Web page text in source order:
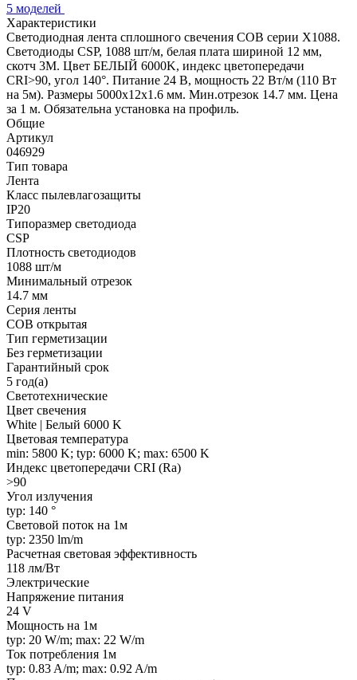
5 моделей
Характеристики
Светодиодная лента сплошного свечения COB серии X1088.
Светодиоды CSP, 1088 шт/м, белая плата шириной 12 мм,
скотч 3M. Цвет БЕЛЫЙ 6000K, индекс цветопередачи
CRI>90, угол 140°. Питание 24 В, мощность 22 Вт/м (110 Вт
на 5м). Размеры 5000х12х1.6 мм. Мин.отрезок 14.7 мм. Цена
за 1 м. Обязательна установка на профиль.
Общие
Артикул
046929
Тип товара
Лента
Класс пылевлагозащиты
IP20
Типоразмер светодиода
CSP
Плотность светодиодов
1088 шт/м
Минимальный отрезок
14.7 мм
Серия ленты
COB открытая
Тип герметизации
Без герметизации
Гарантийный срок
5 год(а)
Светотехнические
Цвет свечения
White | Белый 6000 K
Цветовая температура
min: 5800 K; typ: 6000 K; max: 6500 K
Индекс цветопередачи CRI (Ra)
>90
Угол излучения
typ: 140 °
Световой поток на 1м
typ: 2350 lm/m
Расчетная световая эффективность
118 лм/Вт
Электрические
Напряжение питания
24 V
Мощность на 1м
typ: 20 W/m; max: 22 W/m
Ток потребления 1м
typ: 0.83 A/m; max: 0.92 A/m